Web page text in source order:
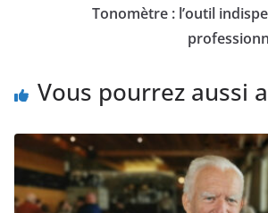
Tonomètre : l’outil
Vous pourrez aussi